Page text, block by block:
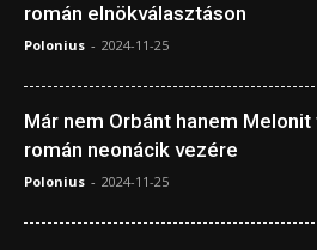
román elnökválasztáson
Polonius - 2024-11-25
Már nem Orbánt hanem
román neonácik vezére
Polonius - 2024-11-25